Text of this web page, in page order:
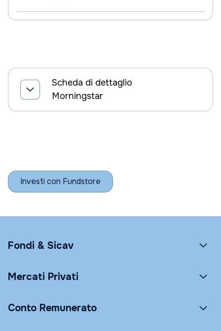
Scheda di dettaglio
Morningstar
Investi con Fundstore
Fondi & Sicav
Mercati Privati
Conto Remunerato